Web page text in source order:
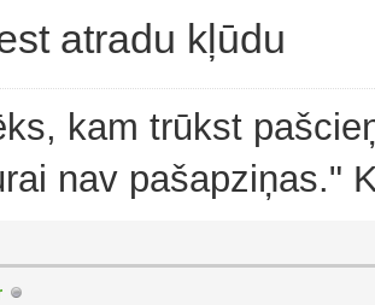
atradu kļūdu
kam trūkst
nav pašapziņas."